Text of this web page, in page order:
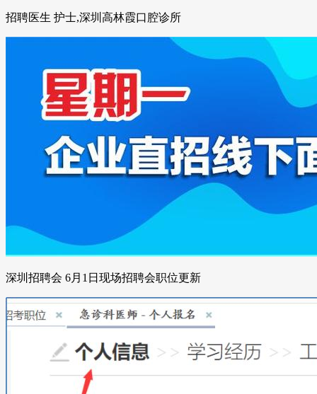
招聘医生 护士,深圳高林霞口腔诊所
深圳招聘会 6月1日现场招聘会职位更新